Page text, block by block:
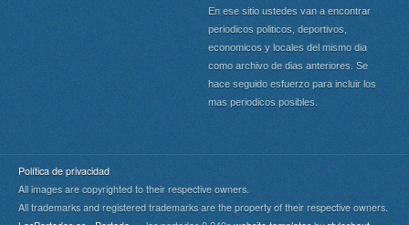
En ese sitio ustedes van a encontrar
periodicos politicos, deportivos,
economicos y locales del mismo dia
como archivo de dias anteriores. Se
hace seguido esfuerzo para incluir los
mas periodicos posibles.
Política de privacidad
All images are copyrighted to their respective owners.
All trademarks and registered trademarks are the property of their respective owners.